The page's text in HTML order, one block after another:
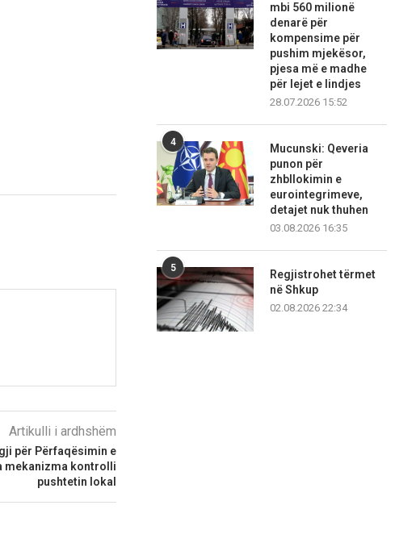
Artikulli i ardhshëm
për Përfaqësimin e
mekanizma kontrolli
pushtetin lokal
mbi 560 milionë
denarë për
kompensime për
pushim mjekësor,
pjesa më e madhe
për lejet e lindjes
28.07.2026 15:52
4
Mucunski: Qeveria
punon për
zhbllokimin e
eurointegrimeve,
detajet nuk thuhen
03.08.2026 16:35
5
Regjistrohet tërmet
në Shkup
02.08.2026 22:34